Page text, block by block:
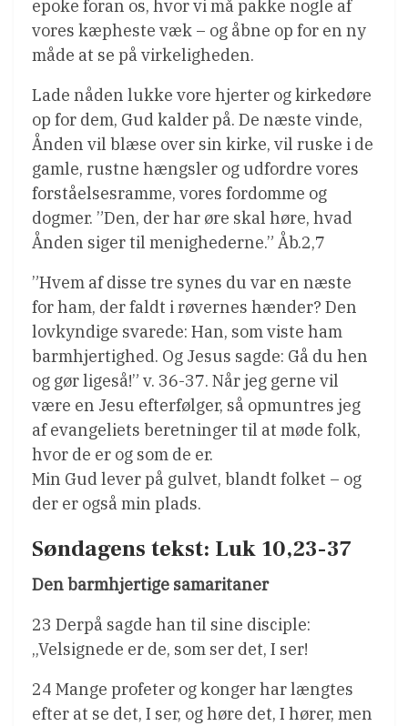
epoke foran os, hvor vi må pakke nogle af
vores kæpheste væk – og åbne op for en ny
måde at se på virkeligheden.
Lade nåden lukke vore hjerter og kirkedøre
op for dem, Gud kalder på. De næste vinde,
Ånden vil blæse over sin kirke, vil ruske i de
gamle, rustne hængsler og udfordre vores
forståelsesramme, vores fordomme og
dogmer. ”Den, der har øre skal høre, hvad
Ånden siger til menighederne.” Åb.2,7
”Hvem af disse tre synes du var en næste
for ham, der faldt i røvernes hænder? Den
lovkyndige svarede: Han, som viste ham
barmhjertighed. Og Jesus sagde: Gå du hen
og gør ligeså!” v. 36-37. Når jeg gerne vil
være en Jesu efterfølger, så opmuntres jeg
af evangeliets beretninger til at møde folk,
hvor de er og som de er.
Min Gud lever på gulvet, blandt folket – og
der er også min plads.
Søndagens tekst: Luk 10,23-37
Den barmhjertige samaritaner
23 Derpå sagde han til sine disciple:
„Velsignede er de, som ser det, I ser!
24 Mange profeter og konger har længtes
efter at se det, I ser, og høre det, I hører, men